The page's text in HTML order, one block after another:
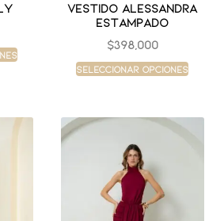
Vestido alessandra
estampado
$398,000
Seleccionar opciones